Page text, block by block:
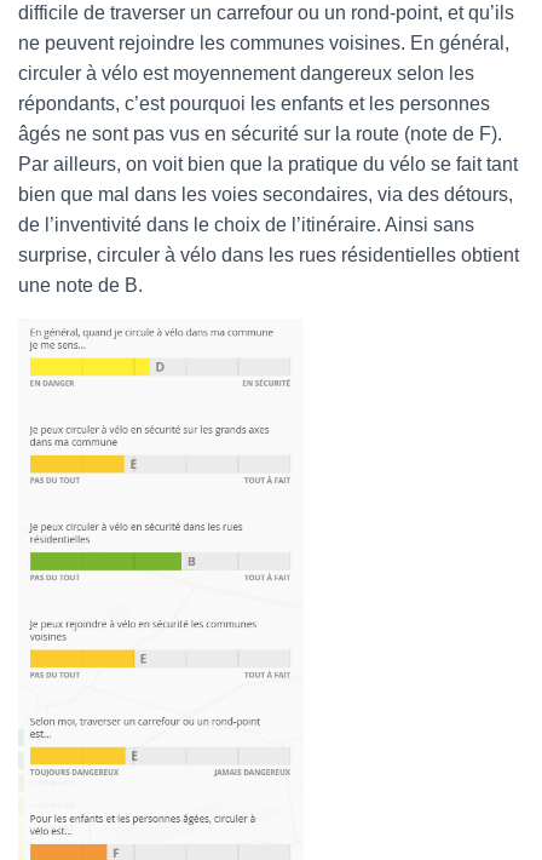
difficile de traverser un carrefour ou un rond-point, et qu’ils
ne peuvent rejoindre les communes voisines. En général,
circuler à vélo est moyennement dangereux selon les
répondants, c’est pourquoi les enfants et les personnes
âgés ne sont pas vus en sécurité sur la route (note de F).
Par ailleurs, on voit bien que la pratique du vélo se fait tant
bien que mal dans les voies secondaires, via des détours,
de l’inventivité dans le choix de l’itinéraire. Ainsi sans
surprise, circuler à vélo dans les rues résidentielles obtient
une note de B.